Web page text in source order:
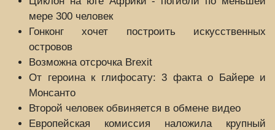
мере 300 человек
Гонконг хочет построить искусственных
островов
Возможна отсрочка Brexit
От героина к глифосату: 3 факта о Байере и
Монсанто
Второй человек обвиняется в обмене видео
Европейская комиссия наложила крупный